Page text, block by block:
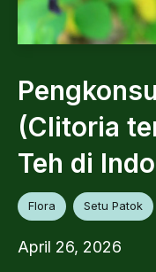
(Clitoria
Teh di
Flora Setu Patok
April 26, 2026